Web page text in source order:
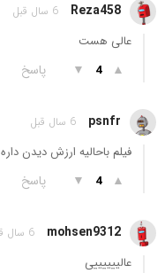
Reza458 6 سال قبل
عالی هست
▲
4
▼ پاسخ
psnfr 6 سال قبل
فیلم باحالیه ارزش دیدن داره
▲
4
▼ پاسخ
mohsen9312 6 سال قبل
عالییییییی